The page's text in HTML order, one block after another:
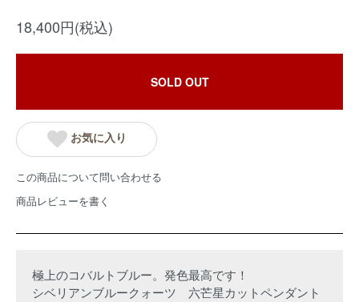
18,400円(税込)
SOLD OUT
お気に入り
この商品について問い合わせる
商品レビューを書く
極上のコバルトブルー。発色最高です！
シベリアンブルークォーツ 六芒星カットペンダント